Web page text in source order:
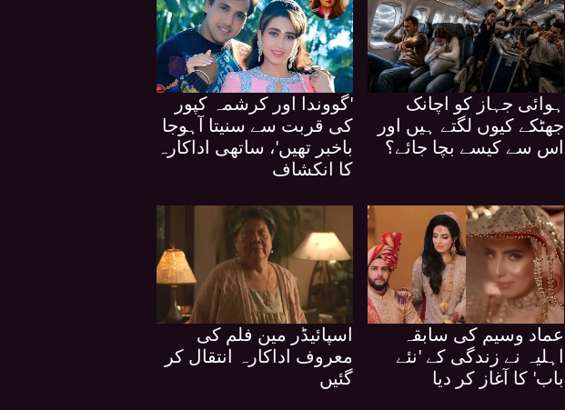
'گووندا اور کرشمہ کپور
کی قربت سے سنیتا آہوجا
باخبر تھیں'، ساتھی اداکارہ
کا انکشاف
ہوائی جہاز کو اچانک
جھٹکے کیوں لگتے ہیں اور
اس سے کیسے بچا جائے؟
اسپائیڈر مین فلم کی
معروف اداکارہ انتقال کر
گئیں
عماد وسیم کی سابقہ
اہلیہ نے زندگی کے 'نئے
باب' کا آغاز کر دیا